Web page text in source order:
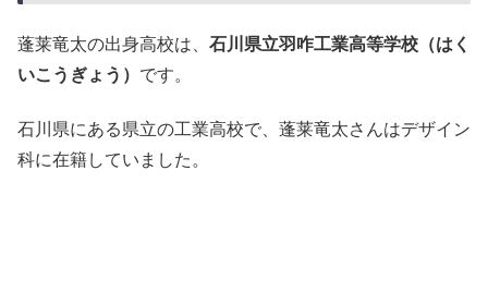
蓬莱竜太の出身高校は、 石川県立羽咋工業高等学校（はく
いこうぎょう） です。
石川県にある県立の工業高校で、蓬莱竜太さんはデザイン
科に在籍していました。